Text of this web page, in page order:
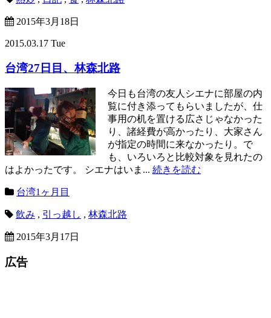
2015年3月18日
2015.03.17 Tue
台湾27日目、林森北路
今日も台湾の友人シエナに部屋の内
覧に付き添ってもらいましたが、仕
事用の机を置ける広さじゃなかった
り、諸経費が高かったり、大家さん
が指定の時間に来なかったり。で
も、いろいろと比較対象を見れたの
はよかったです。 シエナはいま... 続きを読む
台湾1ヶ月目
飲み , 引っ越し , 林森北路
2015年3月17日
広告